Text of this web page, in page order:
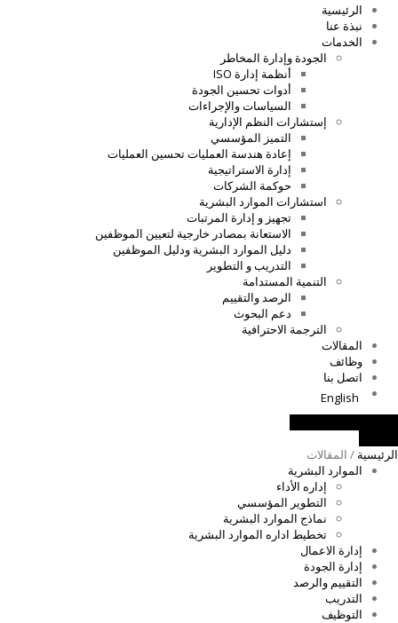
الرئيسية
نبذة عنا
الخدمات
الجودة وإدارة المخاطر
أنظمة إدارة ISO
أدوات تحسين الجودة
السياسات والإجراءات
إستشارات النظم الإدارية
التميز المؤسسي
إعادة هندسة العمليات تحسين العمليات
إدارة الاستراتيجية
حوكمة الشركات
استشارات الموارد البشرية
تجهيز و إدارة المرتبات
الاستعانة بمصادر خارجية لتعيين الموظفين
دليل الموارد البشرية ودليل الموظفين
التدريب و التطوير
التنمية المستدامة
الرصد والتقييم
دعم البحوث
الترجمة الاحترافية
المقالات
وظائف
اتصل بنا
English
الرئيسية / المقالات
الموارد البشرية
إداره الأداء
التطوير المؤسسي
نماذج الموارد البشرية
تخطيط اداره الموارد البشرية
إدارة الاعمال
إدارة الجودة
التقييم والرصد
التدريب
التوظيف